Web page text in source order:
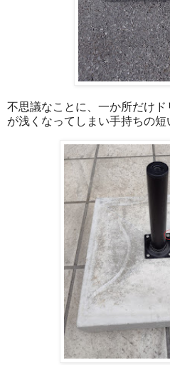
不思議なことに、一か所だけ
が浅くなってしまい手持ちの短